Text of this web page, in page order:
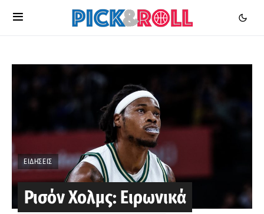
ΕΙΔΉΣΕΙΣ
Ρισόν Χολμς: Ειρωνικά